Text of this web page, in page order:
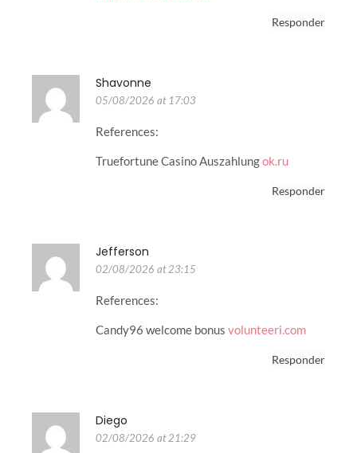
Responder
Shavonne
05/08/2026 at 17:03
References:
Truefortune Casino Auszahlungok.ru
Responder
Jefferson
02/08/2026 at 23:15
References:
Candy96 welcome bonus volunteeri.com
Responder
Diego
02/08/2026 at 21:29